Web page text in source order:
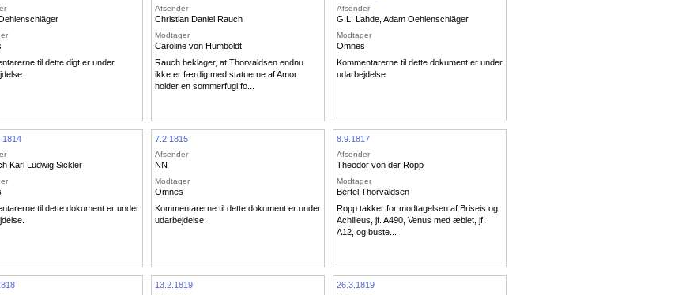
til dette digt er under
Afsender
Christian Daniel Rauch
Modtager
Caroline von Humboldt
Rauch beklager, at Thorvaldsen endnu
ikke er færdig med statuerne af Amor
holder en sommerfugl fo...
Afsender
G.L. Lahde Adam Oehlenschläger
Modtager
Omnes
Kommentarerne til dette dokument er under
udarbejdelse.
1814
Karl Ludwig Sickler
til dette dokument er under
7.2.1815
Afsender
NN
Modtager
Omnes
Kommentarerne til dette dokument er under
udarbejdelse.
8.9.1817
Afsender
Theodor von der Ropp
Modtager
Bertel Thorvaldsen
Ropp takker for modtagelsen af Briseis og
Achilleus, jf. A490, Venus med æblet, jf.
A12, og buste...
13.2.1819 26.3.1819